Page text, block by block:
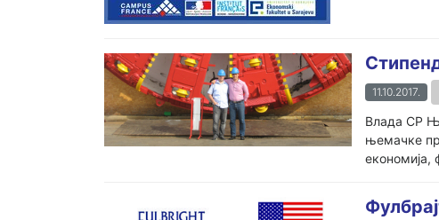
11.10.2017.
Влада СР
њемачке
економија,